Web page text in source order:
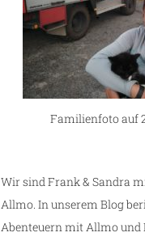
Familienfoto auf
Wir sind Frank & Sandra
Allmo. In unserem Blog
Abenteuern mit Allmo und